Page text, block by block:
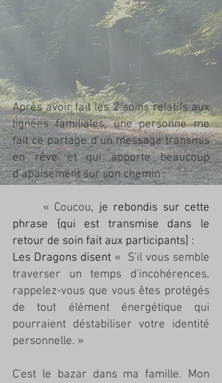
Après avoir fait les 2 soins relatifs aux
lignées familiales, une personne me
fait ce partage d’un message transmis
en rêve et qui apporte beaucoup
d’apaisement sur son chemin :
	« Coucou
, je rebondis sur cette
phrase {qui est transmise dans le
retour de soin fait aux participants] :
Les Dragons disent «  S'il vous semble
traverser un temps d'incohérences,
rappelez-vous que vous êtes protégés
de tout élément énergétique qui
pourraient déstabiliser votre identité
personnelle. »
C'est le bazar dans ma famille. Mon